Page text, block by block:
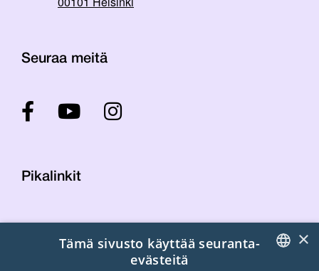
Seuraa meitä
Pikalinkit
Laskutustiedot
×
Tämä sivusto käyttää seuranta-
evästeitä